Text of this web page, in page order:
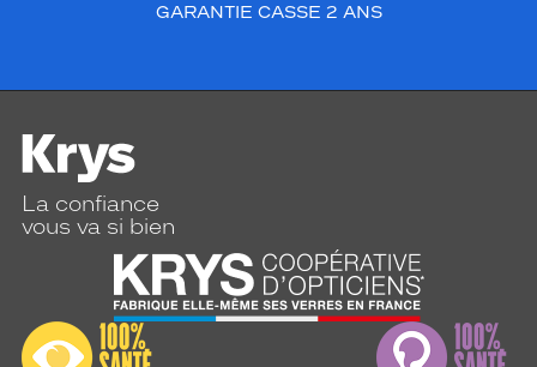
GARANTIE CASSE 2 ANS
La confiance
vous va si bien